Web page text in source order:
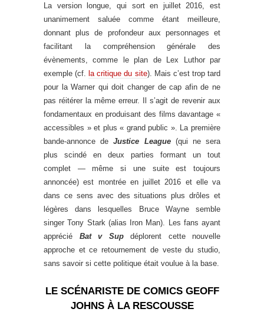
La version longue, qui sort en juillet 2016, est
unanimement saluée comme étant meilleure,
donnant plus de profondeur aux personnages et
facilitant la compréhension générale des
évènements, comme le plan de Lex Luthor par
exemple (cf.la critique du site). Mais c’est trop tard
pour la Warner qui doit changer de cap afin de ne
pas réitérer la même erreur. Il s’agit de revenir aux
fondamentaux en produisant des films davantage «
accessibles » et plus « grand public ». La première
bande-annonce deJustice League(qui ne sera
plus scindé en deux parties formant un tout
complet — même si une suite est toujours
annoncée) est montrée en juillet 2016 et elle va
dans ce sens avec des situations plus drôles et
légères dans lesquelles Bruce Wayne semble
singer Tony Stark (alias Iron Man). Les fans ayant
apprécié Bat v Supdéplorent cette nouvelle
approche et ce retournement de veste du studio,
sans savoir si cette politique était voulue à la base.
LE SCÉNARISTE DE COMICS GEOFF
JOHNS À LA RESCOUSSE